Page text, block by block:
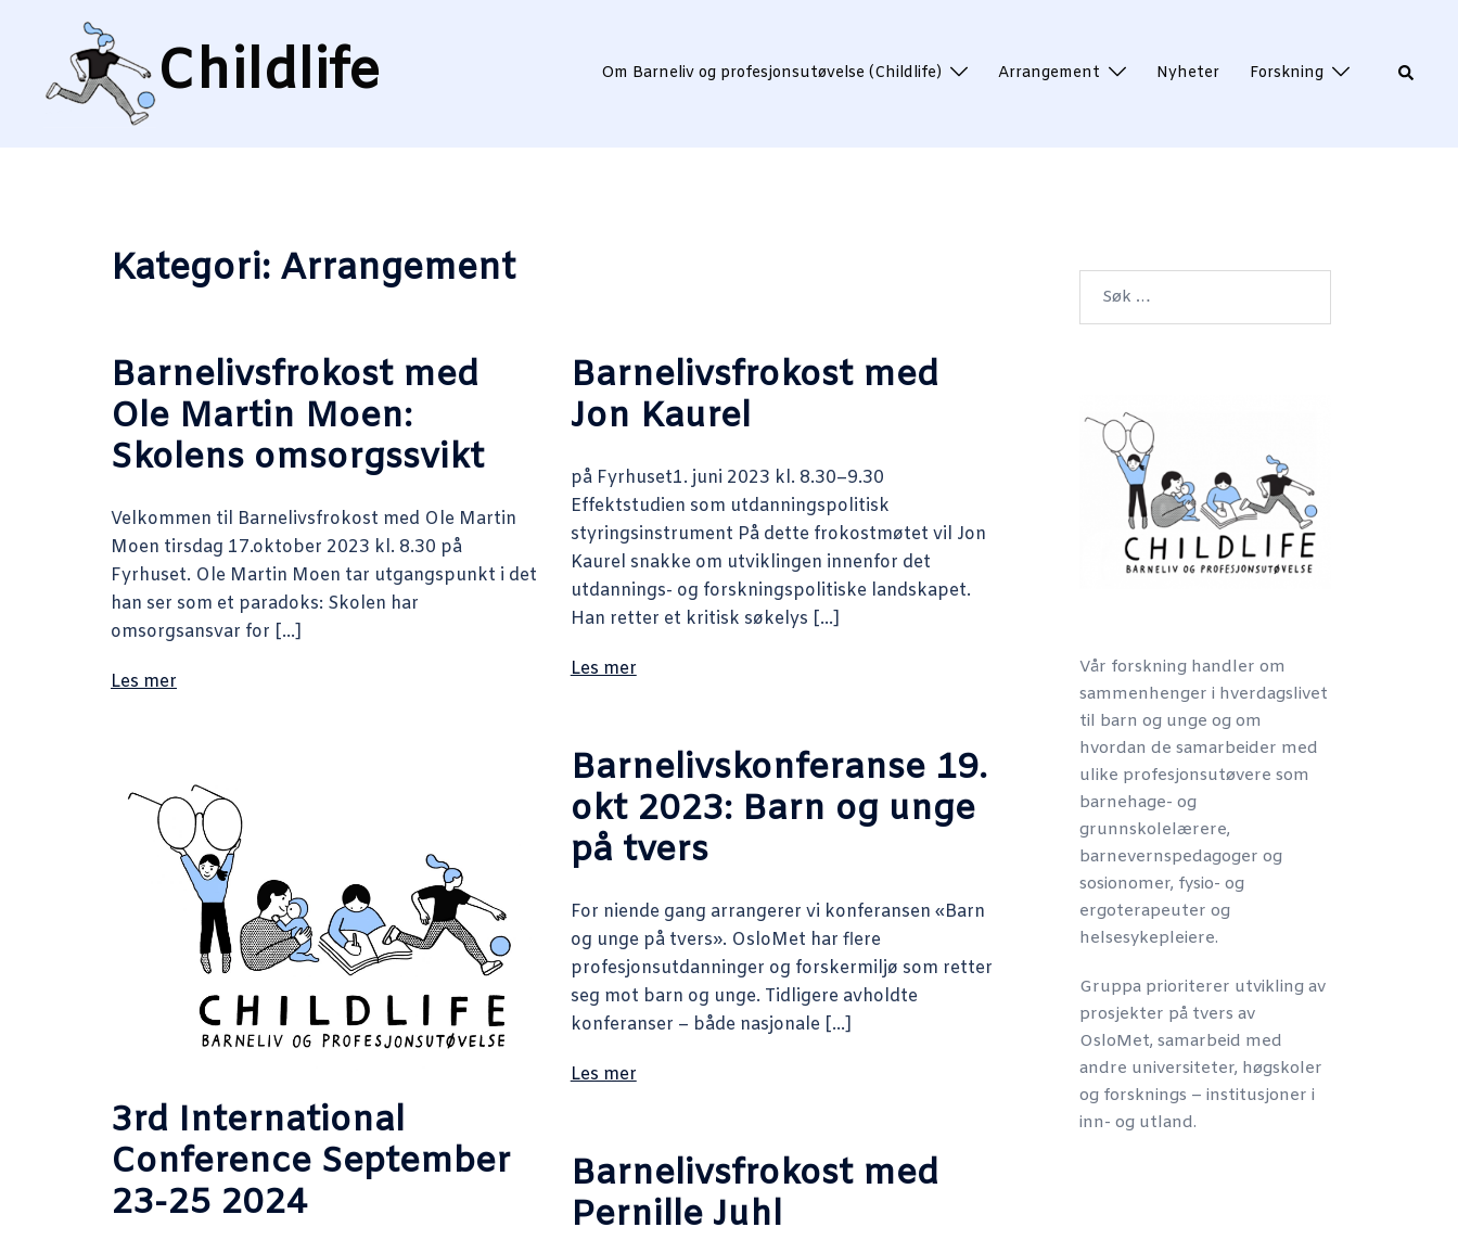
Childlife Om Barneliv og profesjonsutøvelse (Childlife) Arrangement Nyheter Forskning Search
Kategori: Arrangement
Barnelivsfrokost med
Ole Martin Moen:
Skolens omsorgssvikt
Velkommen til Barnelivsfrokost med Ole Martin
Moen tirsdag 17.oktober 2023 kl. 8.30 på
Fyrhuset. Ole Martin Moen tar utgangspunkt i det
han ser som et paradoks: Skolen har
omsorgsansvar for […]
Les mer
Barnelivsfrokost med
Jon Kaurel
på Fyrhuset1. juni 2023 kl. 8.30–9.30
Effektstudien som utdanningspolitisk
styringsinstrument På dette frokostmøtet vil Jon
Kaurel snakke om utviklingen innenfor det
utdannings- og forskningspolitiske landskapet.
Han retter et kritisk søkelys […]
Les mer
3rd International
Conference September
23-25 2024
Barnelivskonferanse 19.
okt 2023: Barn og unge
på tvers
For niende gang arrangerer vi konferansen «Barn
og unge på tvers». OsloMet har flere
profesjonsutdanninger og forskermiljø som retter
seg mot barn og unge. Tidligere avholdte
konferanser – både nasjonale […]
Les mer
Barnelivsfrokost med
Pernille Juhl
etter:
Vår forskning handler om
sammenhenger i hverdagslivet
til barn og unge og om
hvordan de samarbeider med
ulike profesjonsutøvere som
barnehage- og
grunnskolelærere,
barnevernspedagoger og
sosionomer, fysio- og
ergoterapeuter og
helsesykepleiere.
Gruppa prioriterer utvikling av
prosjekter på tvers av
OsloMet, samarbeid med
andre universiteter, høgskoler
og forsknings – institusjoner i
inn- og utland.